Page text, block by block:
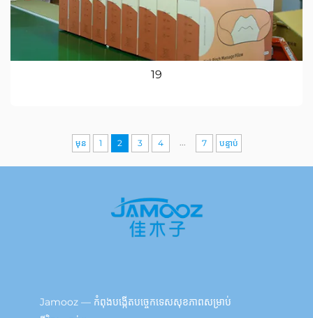
19
មុន 1 2 3 4 7 បន្ទាប់
Jamooz — កំពុងបង្កើតបច្ចេកទេសសុខភាពសម្រាប់